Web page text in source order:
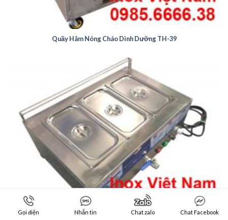
Quầy Hâm Nóng Cháo Dinh Dưỡng TH-39
Gọi điện Nhắn tin Chat zalo Chat Facebook